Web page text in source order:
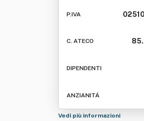
P.IVA
C. ATECO
DIPENDENTI
ANZIANITÁ
Vedi più informazioni